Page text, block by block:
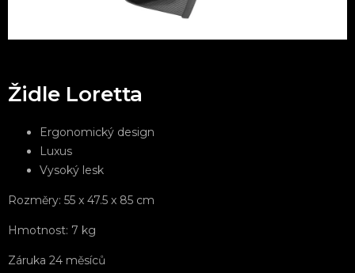
Židle Loretta
Ergonomický design
Luxus
Vysoký lesk
Rozměry: 55 x 47.5 x 85 cm
Hmotnost: 7 kg
Záruka 24 měsíců